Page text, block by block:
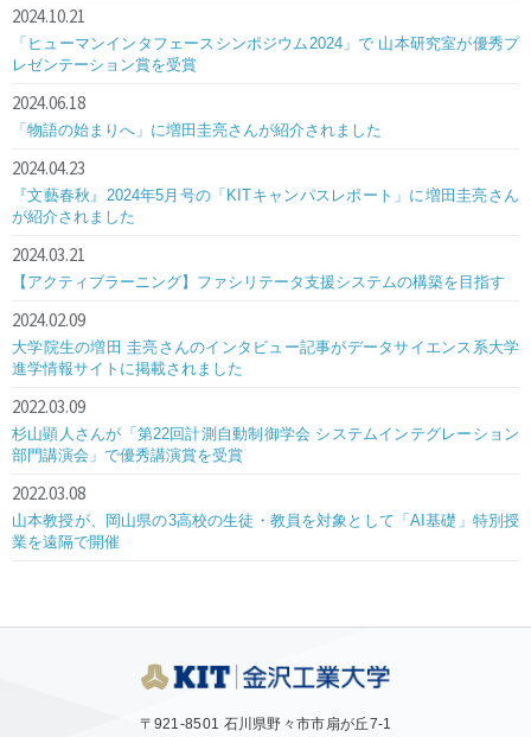
2024.10.21
「ヒューマンインタフェースシンポジウム2024」で 山本研究室が優秀プ
レゼンテーション賞を受賞
2024.06.18
「物語の始まりへ」に増田圭亮さんが紹介されました
2024.04.23
『文藝春秋』2024年5月号の「KITキャンパスレポート」に増田圭亮さん
が紹介されました
2024.03.21
【アクティブラーニング】ファシリテータ支援システムの構築を目指す
2024.02.09
大学院生の増田 圭亮さんのインタビュー記事がデータサイエンス系大学
進学情報サイトに掲載されました
2022.03.09
杉山顕人さんが「第22回計測自動制御学会 システムインテグレーション
部門講演会」で優秀講演賞を受賞
2022.03.08
山本教授が、岡山県の3高校の生徒・教員を対象として「AI基礎」特別授
業を遠隔で開催
〒921-8501 石川県野々市市扇が丘7-1